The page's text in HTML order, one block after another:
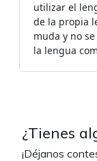
utilizar el
de la propia
muda y no
la lengua
¿Tienes
¡Déjanos